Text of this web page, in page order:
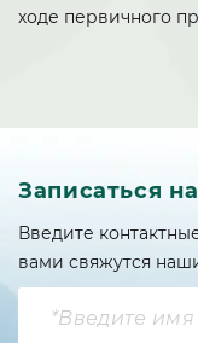
ходе первичного
Записаться
Введите
вами свяжутся